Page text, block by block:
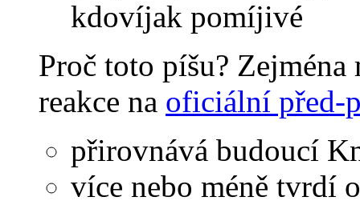
kdovíjak pomíjivé
Proč toto píšu?
reakce na oficiální před-
přirovnává budoucí
více nebo méně tvrdí